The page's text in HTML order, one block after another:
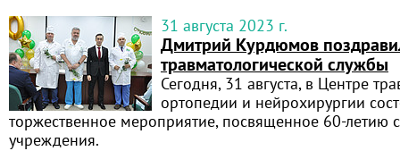
31 августа 2023 г.
Дмитрий Курдюмов
травматологической службы
Сегодня, 31 августа, в Центре
ортопедии и нейрохирургии
торжественное мероприятие, посвященное 60-летию
учреждения.